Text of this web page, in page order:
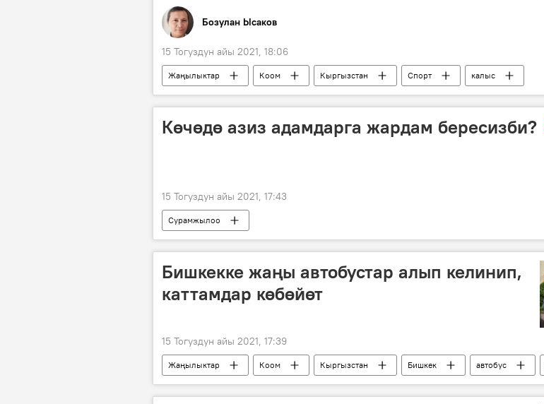
Бозулан Ысаков
15 Тогуздун айы 2021, 18:06
Жаңылыктар Коом Кыргызстан Спорт
калыс
дүйнө чемпионаты
Олимпиадалык оюндар
Көчөдө азиз адамдарга жардам бересизби?
15 Тогуздун айы 2021, 17:43
Сурамжылоо
Бишкекке жаңы автобустар алып келинип,
каттамдар көбөйөт
15 Тогуздун айы 2021, 17:39
Жаңылыктар Коом Кыргызстан Бишкек автобус
транспорт
эл жүргүнчү